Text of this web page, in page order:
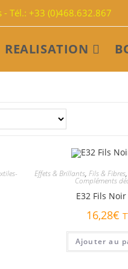
- Tél.: +33 (0)468.632.867
REALISATION
Effets & Brillants,Fils & Fibres
Compléments
E32 Fils Noir
16,28€
Ajouter au